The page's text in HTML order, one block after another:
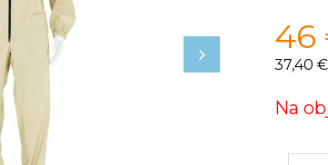
46
37,40 €
Na